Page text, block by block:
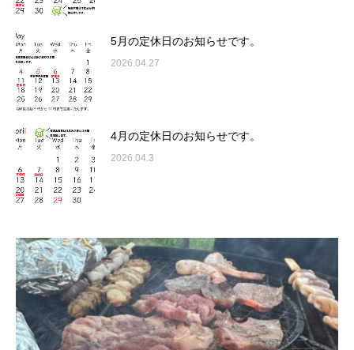
5月の定休日のお知らせです。
2026.04.27
4月の定休日のお知らせです。
2026.04.3